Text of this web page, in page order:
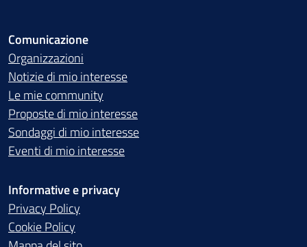
Comunicazione
Organizzazioni
Notizie di mio interesse
Le mie community
Proposte di mio interesse
Sondaggi di mio interesse
Eventi di mio interesse
Informative e privacy
Privacy Policy
Cookie Policy